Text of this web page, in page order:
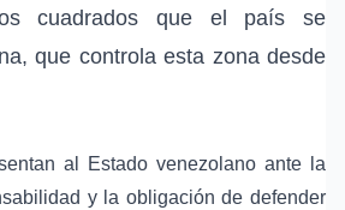
cuadrados que el país se
que controla esta zona desde
al Estado venezolano ante la
y la obligación de defender